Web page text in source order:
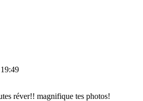
19:49
réver!! magnifique tes photos!